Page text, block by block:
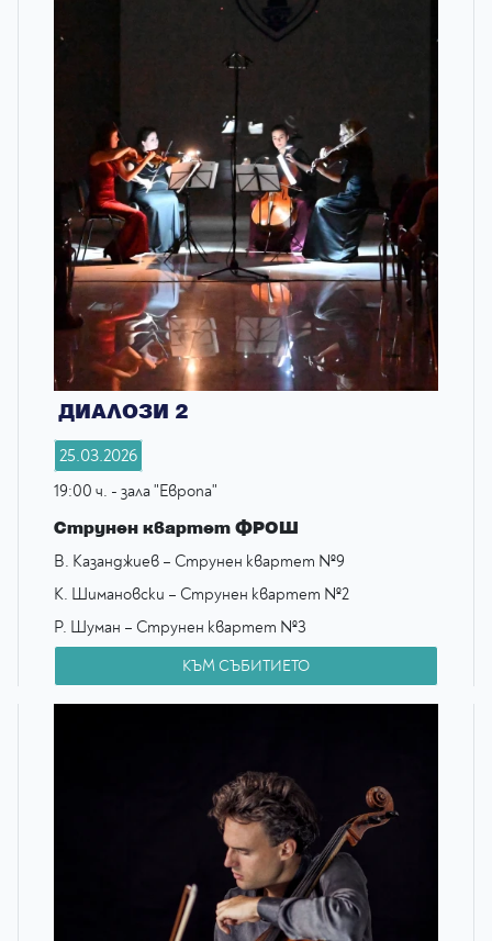
ДИАЛОЗИ 2
25.03.2026
19:00 ч. - зала "Европа"
Струнен квартет ФРОШ
В. Казанджиев – Струнен квартет №9
К. Шимановски – Струнен квартет №2
Р. Шуман – Струнен квартет №3
КЪМ СЪБИТИЕТО